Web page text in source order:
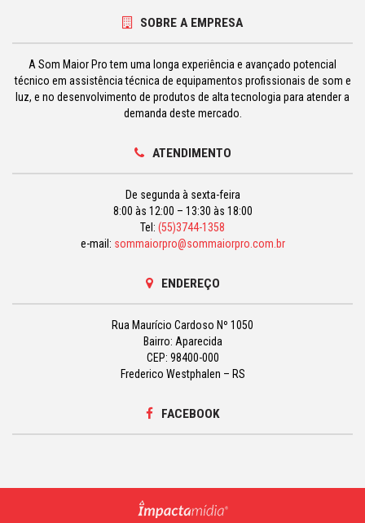
SOBRE A EMPRESA
A Som Maior Pro tem uma longa experiência e avançado potencial
técnico em assistência técnica de equipamentos profissionais de som e
luz, e no desenvolvimento de produtos de alta tecnologia para atender a
demanda deste mercado.
ATENDIMENTO
De segunda à sexta-feira
8:00 às 12:00 – 13:30 às 18:00
Tel: (55)3744-1358
e-mail: sommaiorpro@sommaiorpro.com.br
ENDEREÇO
Rua Maurício Cardoso Nº 1050
Bairro: Aparecida
CEP: 98400-000
Frederico Westphalen – RS
FACEBOOK